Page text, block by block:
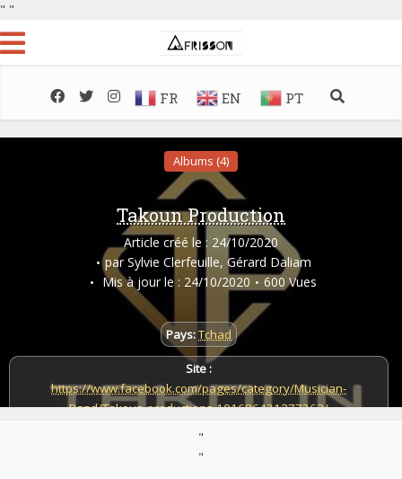
" "
FR EN PT
Albums (4)
Takoun Production
Article créé le : 24/10/2020
par Sylvie Clerfeuille, Gérard Daliam
Mis à jour le : 24/10/2020
600 Vues
Pays:Tchad
Site :
https://www.facebook.com/pages/category/Musician-
Band/Takoun-productions-101686421377263/
"
"